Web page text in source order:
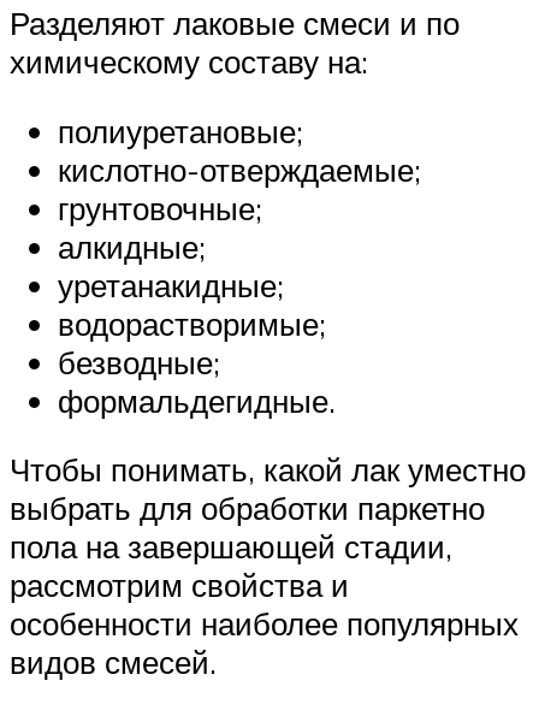
Разделяют лаковые смеси и по
химическому составу на:
полиуретановые;
кислотно-отверждаемые;
грунтовочные;
алкидные;
уретанакидные;
водорастворимые;
безводные;
формальдегидные.
Чтобы понимать, какой лак уместно
выбрать для обработки паркетно
пола на завершающей стадии,
рассмотрим свойства и
особенности наиболее популярных
видов смесей.